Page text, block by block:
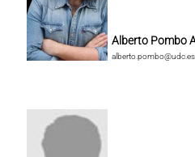
Alberto Pombo
alberto.pombo@udc.es